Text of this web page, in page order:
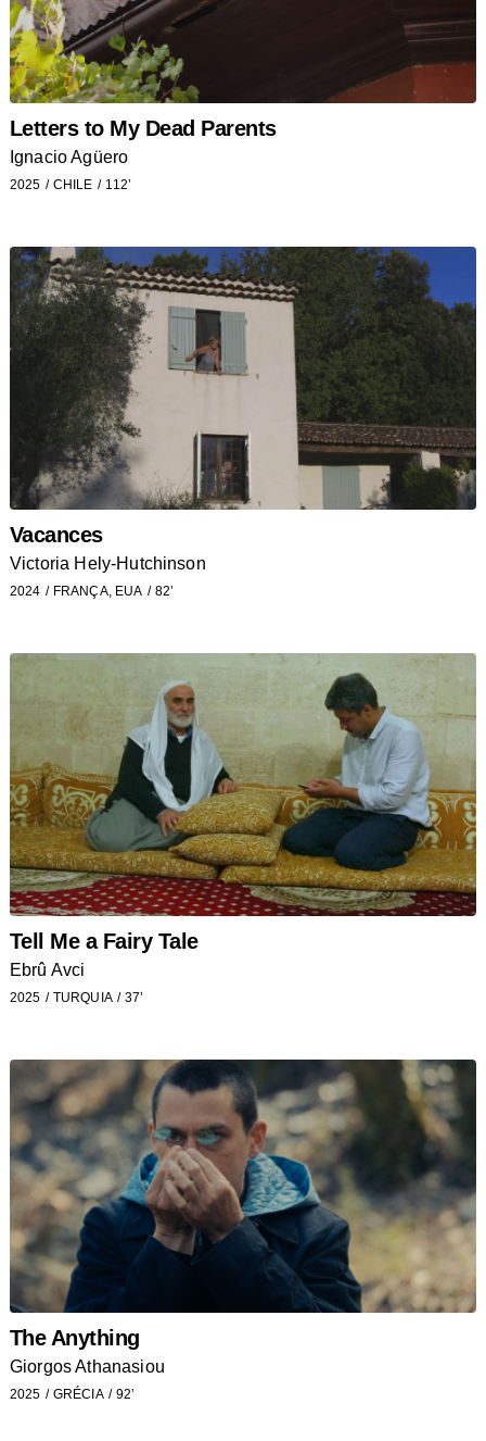
Letters to My Dead Parents
Ignacio Agüero
2025 CHILE 112’
Vacances
Victoria Hely-Hutchinson
2024 FRANÇA, EUA 82’
Tell Me a Fairy Tale
Ebrû Avci
2025 TURQUIA 37’
The Anything
Giorgos Athanasiou
2025 GRÉCIA 92’